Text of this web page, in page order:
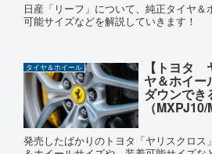
日産「リーフ」について、純正タイヤ
可能サイズなどを解説していきます！
タイヤ＆ホイール 【トヨタ
ヤ＆ホイー
ダウンでき
（MXPJ10/
発売したばかりのトヨタ「ヤリスクロス